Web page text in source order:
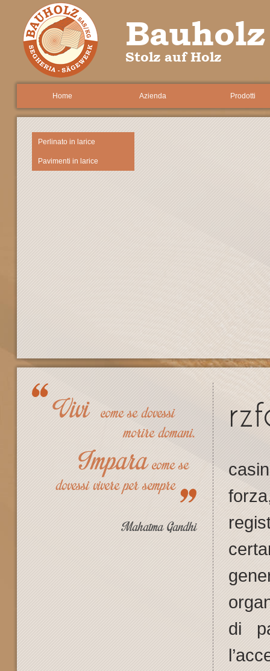
Bauholz
Stolz auf Holz
Home Azienda Prodotti
Perlinato in larice
Pavimenti in larice
di